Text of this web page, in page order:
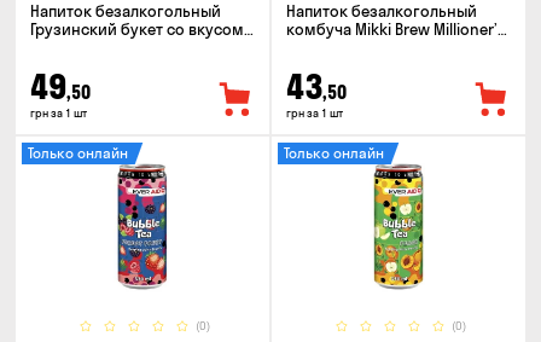
Напиток безалкогольный
Грузинский букет со вкусом
49,50
грн за 1 шт
Напиток безалкогольный
комбуча Mikki Brew Millioner’s
43,50
грн за 1 шт
(0)
Только онлайн
(0)
Только онлайн